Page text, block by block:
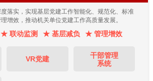
落实，实现基层党建工作智能化、规范化、标准
增效，推动机关单位党建工作高质量发展。
★ 联动监测 ★ 基层减负 ★ 管理增效
VR党建
干部管理
系统